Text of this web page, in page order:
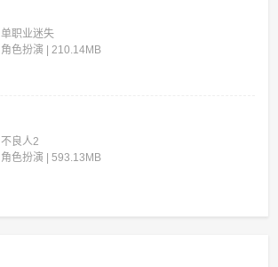
单职业迷失
角色扮演 | 210.14MB
不良人2
角色扮演 | 593.13MB